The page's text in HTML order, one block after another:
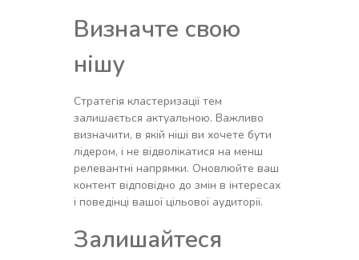
Визначте свою
нішу
Стратегія кластеризації тем
залишається актуальною. Важливо
визначити, в якій ніші ви хочете бути
лідером, і не відволікатися на менш
релевантні напрямки. Оновлюйте ваш
контент відповідно до змін в інтересах
і поведінці вашої цільової аудиторії.
Залишайтеся